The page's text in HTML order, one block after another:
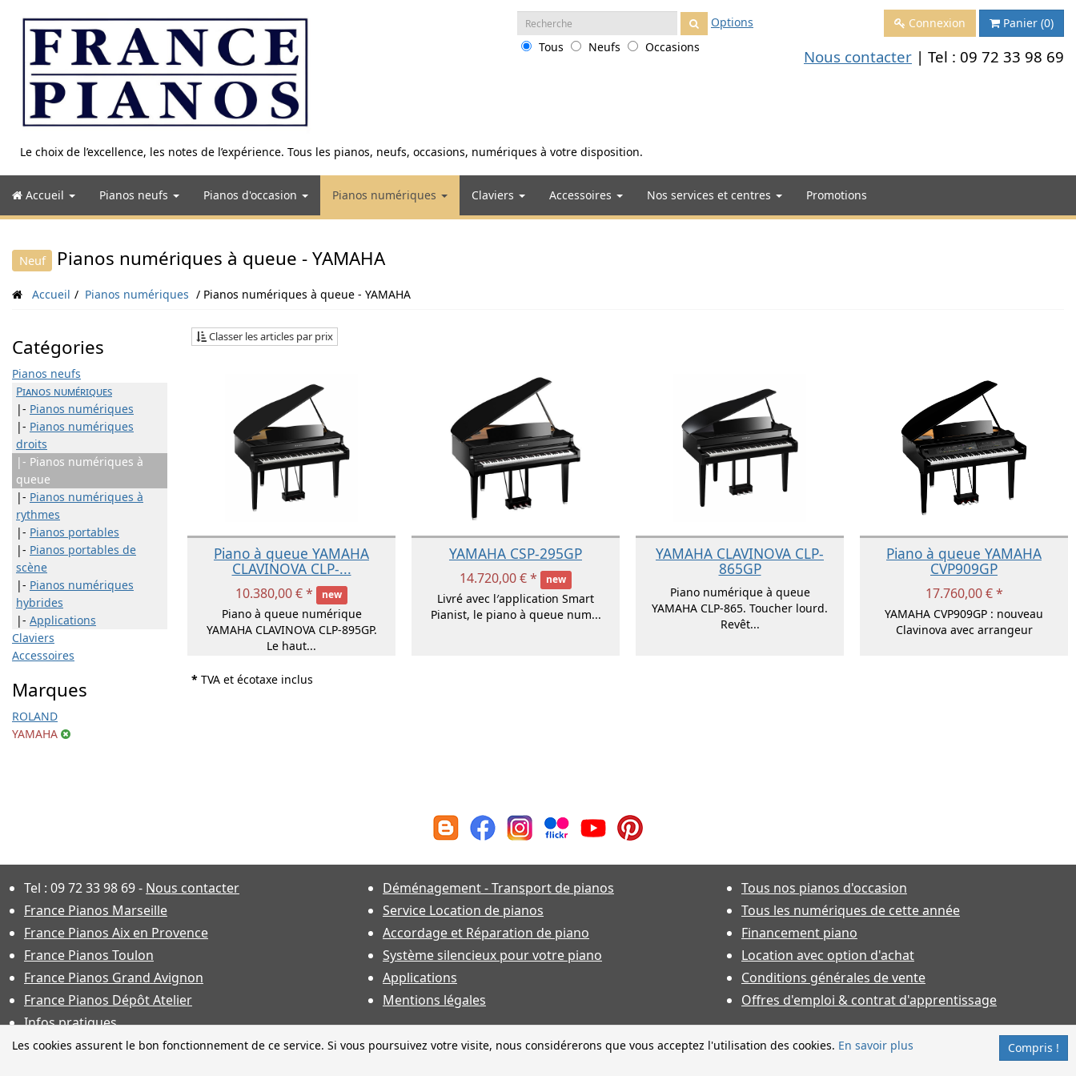
contenu
Les cookies assurent le bon fonctionnement de ce service. Si vous poursuivez votre visite, nous considérerons que vous acceptez l'utilisation des cookies. En savoir plus Compris !
Le choix de l’excellence, les notes de l’expérience. Tous les pianos, neufs, occasions, numériques à votre disposition.
Recherche
:
Options
Tous
Neufs Occasions
Connexion Panier (0)
Nous contacter | Tel : 09 72 33 98 69
Accueil Pianos neufs Pianos d'occasion Pianos numériques Claviers Accessoires Nos services et centres Promotions
Neuf Pianos numériques à queue - YAMAHA
Accueil Pianos numériques Pianos numériques à queue - YAMAHA
Catégories
Pianos neufs
Pianos numériques
|- Pianos numériques
|- Pianos numériques
droits
|- Pianos numériques à
queue
|- Pianos numériques à
rythmes
|- Pianos portables
|- Pianos portables de
scène
|- Pianos numériques
hybrides
|- Applications
Claviers
Accessoires
Marques
ROLAND
YAMAHA
Classer les articles par prix
Piano à queue YAMAHA
CLAVINOVA CLP-...
10.380,00 € * new
Piano à queue numérique
YAMAHA CLAVINOVA CLP-895GP.
Le haut...
YAMAHA CSP-295GP
14.720,00 € * new
Livré avec l′application Smart
Pianist, le piano à queue num...
YAMAHA CLAVINOVA CLP-
865GP
Piano numérique à queue
YAMAHA CLP-865. Toucher lourd.
Revêt...
Piano à queue YAMAHA
CVP909GP
17.760,00 € *
YAMAHA CVP909GP : nouveau
Clavinova avec arrangeur
* TVA et écotaxe inclus
Tel : 09 72 33 98 69- Nous contacter
France Pianos Marseille
France Pianos Aix en Provence
France Pianos Toulon
France Pianos Grand Avignon
France Pianos Dépôt Atelier
Infos pratiques
Déménagement - Transport de pianos
Service Location de pianos
Accordage et Réparation de piano
Système silencieux pour votre piano
Applications
Mentions légales
Tous nos pianos d'occasion
Tous les numériques de cette année
Financement piano
Location avec option d'achat
Conditions générales de vente
Offres d'emploi & contrat d'apprentissage
Photos non contractuelles. Caractéristiques techniques sous toutes réserves et sauf erreur. Financement sous réserve d'acceptation.